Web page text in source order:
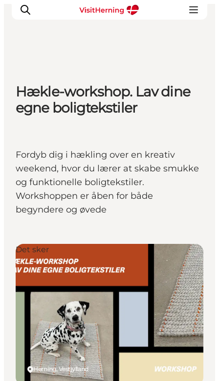
Det sker
Spis, drik og shop
Kunstlandet
Sov godt
Book overnatning
Hækle-workshop. Lav dine
egne boligtekstiler
Fordyb dig i hækling over en kreativ
weekend, hvor du lærer at skabe smukke
og funktionelle boligtekstiler.
Workshoppen er åben for både
begyndere og øvede
Herning, Vestjylland
Det sker